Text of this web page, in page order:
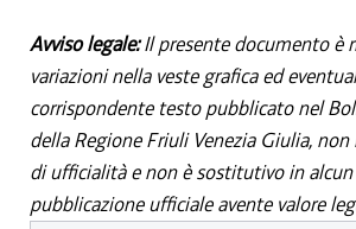
Avviso legale:Il presente documento è
variazioni nella veste grafica ed
corrispondente testo pubblicato nel
della Regione Friuli Venezia Giulia,
di ufficialità e non è sostitutivo in
pubblicazione ufficiale avente valore